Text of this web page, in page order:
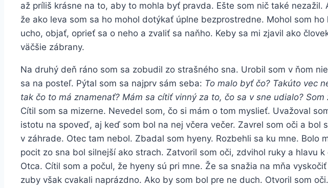
až príliš krásne na to, aby to mohla byť pravda. Ešte som nič také nezažil.
že ako leva som sa ho mohol dotýkať úplne bezprostredne. Mohol som
ucho, objať, oprieť sa o neho a zvaliť sa naňho. Keby sa mi zjavil ako
väčšie zábrany.
Na druhý deň ráno som sa zobudil zo strašného sna. Urobil som v ňom
sa na posteľ. Pýtal som sa najprv sám seba: To malo byť čo? Takúto vec
tak čo to má znamenať? Mám sa cítiť vinný za to, čo sa v sne udialo?
Cítil som sa mizerne. Nevedel som, čo si mám o tom myslieť. Uvažoval
istotu na spoveď, aj keď som bol na nej včera večer. Zavrel som oči a bol
v záhrade. Otec tam nebol. Zbadal som hyeny. Rozbehli sa ku mne. Bolo
pocit zo sna bol silnejší ako strach. Zatvoril som oči, zdvihol ruky a hlavu
Otca. Cítil som a počul, že hyeny sú pri mne. Že sa snažia na mňa
zuby však cvakali naprázdno. Ako by som bol pre ne duch. Otvoril som